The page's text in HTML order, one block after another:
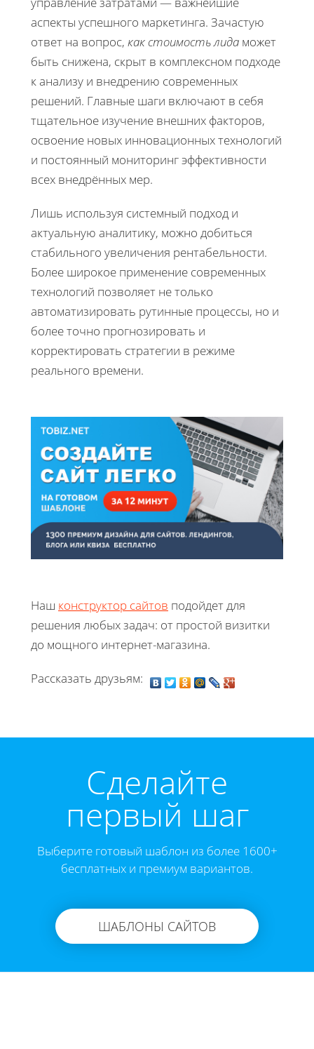
аспекты успешного маркетинга. Зачастую
ответ на вопрос, как стоимость лида может
быть снижена, скрыт в комплексном подходе
к анализу и внедрению современных
решений. Главные шаги включают в себя
тщательное изучение внешних факторов,
освоение новых инновационных технологий
и постоянный мониторинг эффективности
всех внедрённых мер.
Лишь используя системный подход и
актуальную аналитику, можно добиться
стабильного увеличения рентабельности.
Более широкое применение современных
технологий позволяет не только
автоматизировать рутинные процессы, но и
более точно прогнозировать и
корректировать стратегии в режиме
реального времени.
Наш конструктор сайтов подойдет для
решения любых задач: от простой визитки
до мощного интернет-магазина.
Рассказать друзьям:
Cделайте
первый шаг
Выберите готовый шаблон из более 1600+
бесплатных и премиум вариантов.
ШАБЛОНЫ САЙТОВ